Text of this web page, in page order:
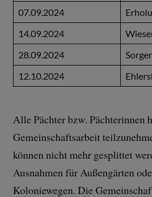
07.09.2024
14.09.2024
28.09.2024
12.10.2024
Alle Pächter bzw. Pächterinnen
Gemeinschaftsarbeit
können nicht mehr gesplittet
Ausnahmen für Außengärten
Koloniewegen. Die